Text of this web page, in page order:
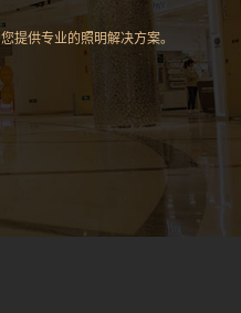
提供专业的照明解决方案。